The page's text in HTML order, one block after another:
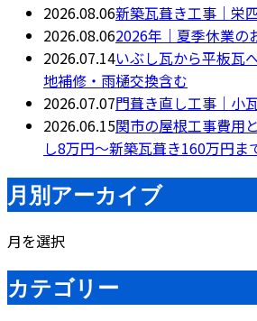
2026.08.06新築瓦葺き工事｜栄
2026.08.062026年｜夏季休業の
2026.07.14いぶし瓦から平板瓦
地補修・雨樋交換含む
2026.07.07門葺き直し工事｜小
2026.06.15関市の屋根工事費用
し8万円〜新築瓦葺き160万円ま
月別アーカイブ
月を選択
カテゴリー